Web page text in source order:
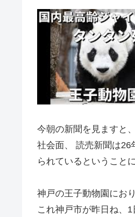
今朝の新聞を見ますと
社会面、 読売新聞は26
られているということ
神戸の王子動物園にお
これ神戸市が昨日ね、